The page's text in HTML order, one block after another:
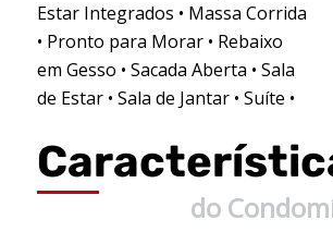
Estar Integrados • Massa Corrida
• Pronto para Morar • Rebaixo
em Gesso • Sacada Aberta • Sala
de Estar • Sala de Jantar • Suíte •
do